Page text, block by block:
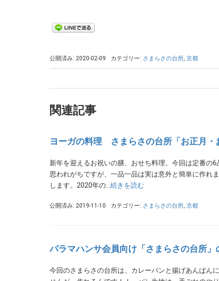
公開済み: 2020-02-09 カテゴリー: さまらさの台所, 京都
関連記事
ヨーガの料理 さまらさの台所「お正月・
新年を迎えるお祝いの膳、おせち料理。今回は定番の
思われがちですが、一品一品は実は意外と簡単に作れ
します。2020年の… 続きを読む
公開済み: 2019-11-10 カテゴリー: さまらさの台所, 京都
パラマハンサ会員向け「さまらさの台所」
今回のさまらさの台所は、カレーパンと揚げあんぱん